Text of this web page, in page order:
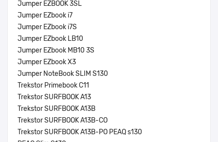
Jumper EZBOOK 3SL
Jumper EZbook i7
Jumper EZbook i7S
Jumper EZbook LB10
Jumper EZbook MB10 3S
Jumper EZbook X3
Jumper NoteBook SLIM S130
Trekstor Primebook C11
Trekstor SURFBOOK A13
Trekstor SURFBOOK A13B
Trekstor SURFBOOK A13B-CO
Trekstor SURFBOOK A13B-PO PEAQ s130